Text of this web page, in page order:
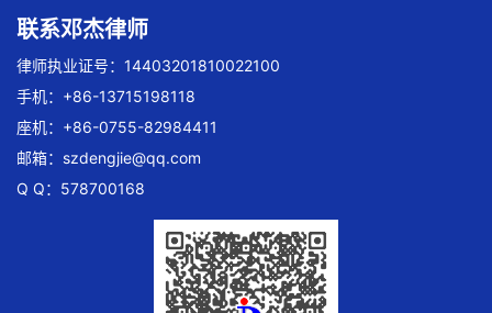
联系邓杰律师
律师执业证号：14403201810022100
手机：+86-13715198118
座机：+86-0755-82984411
邮箱： szdengjie@qq.com
Q Q：578700168